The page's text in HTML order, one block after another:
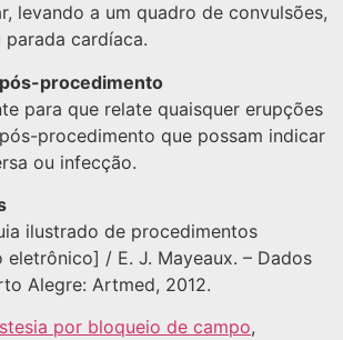
levando a um quadro de convulsões,
cardíaca.
procedimento
para que relate quaisquer erupções
procedimento que possam indicar
ou infecção.
ilustrado de procedimentos
eletrônico] / E. J. Mayeaux. – Dados
Alegre: Artmed, 2012.
por bloqueio de campo,